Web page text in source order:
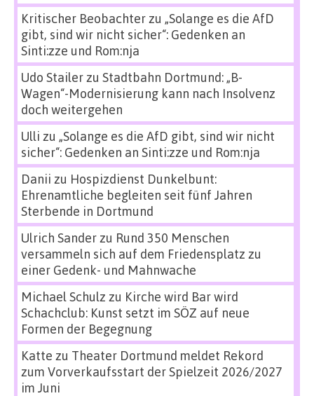
Kritischer Beobachterzu „Solange es die AfD
gibt, sind wir nicht sicher“: Gedenken an
Sinti:zze und Rom:nja
Udo Stailerzu Stadtbahn Dortmund: „B-
Wagen“-Modernisierung kann nach Insolvenz
doch weitergehen
Ulli zu „Solange es die AfD gibt, sind wir nicht
sicher“: Gedenken an Sinti:zze und Rom:nja
Danii zu Hospizdienst Dunkelbunt:
Ehrenamtliche begleiten seit fünf Jahren
Sterbende in Dortmund
Ulrich Sanderzu Rund 350 Menschen
versammeln sich auf dem Friedensplatz zu
einer Gedenk- und Mahnwache
Michael Schulz zu Kirche wird Bar wird
Schachclub: Kunst setzt im SÖZ auf neue
Formen der Begegnung
Katte zu Theater Dortmund meldet Rekord
zum Vorverkaufsstart der Spielzeit 2026/2027
im Juni